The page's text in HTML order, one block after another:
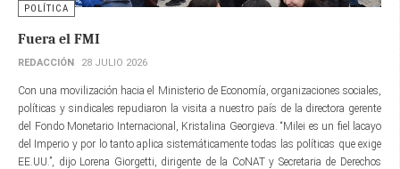
POLÍTICA
Fuera el FMI
REDACCIÓN 28 JULIO 2026
Con una movilización hacia el Ministerio de Economía, organizaciones sociales,
políticas y sindicales repudiaron la visita a nuestro país de la directora gerente​
del Fondo Monetario Internacional, Kristalina Georgieva. “Milei es un fiel lacayo
del Imperio y por lo tanto aplica sistemáticamente todas las políticas que exige
EE.UU.”, dijo Lorena Giorgetti, dirigente de la CoNAT y Secretaria de Derechos